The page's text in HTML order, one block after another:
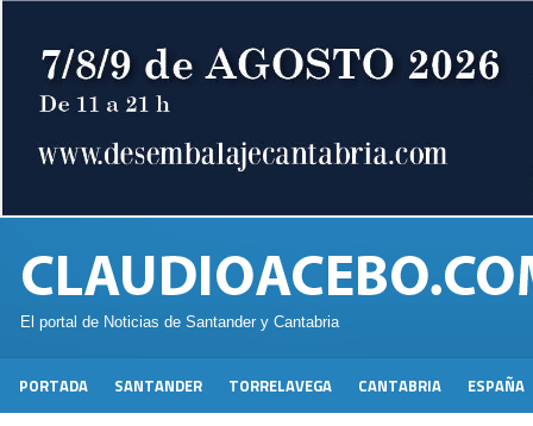
El portal de Noticias de Santander y Cantabria
PORTADA SANTANDER TORRELAVEGA CANTABRIA ESPAÑA